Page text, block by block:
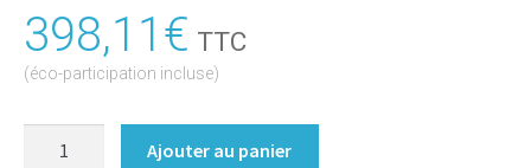
398,11€ TTC
(éco-participation incluse)
Ajouter au panier